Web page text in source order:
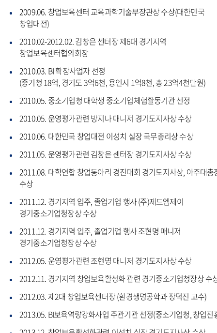
2009.06. 창업보육센터 교육과학기술부장관상 수상(대한민국
창업대전)
2010.02-2012.02. 김창은 센터장 제6대 경기지역
창업보육센터협의회장
2010.03. BI 확장사업자 선정
(중기청 18억, 경기도 3억6천, 용인시 1억8천, 총 23억4천만원)
2010.05. 중소기업청 대학생 중소기업체험활동기관 선정
2010.05. 운영평가관련 방지나 매니저 경기도지사상 수상
2010.06. 대한민국 창업대전 이성치 실장 국무총리상 수상
2011.05. 운영평가관련 김창은 센터장 경기도지사상 수상
2011.08. 대학연합 창업동아리 경진대회 경기도지사상, 아주대총
수상
2011.12. 경기지역 입주, 졸업기업 행사 (주)제드엠제이
경기중소기업청장상 수상
2011.12. 경기지역 입주, 졸업기업 행사 조현명 매니저
경기중소기업청장상 수상
2012.05. 운영평가관련 조현명 매니저 경기도지사상 수상
2012.11. 경기지역 창업보육활성화 관련 경기중소기업청장상 수
2012.03. 제2대 창업보육센터장 (환경생명공학과 장덕진 교수)
2013.05. BI보육역량강화사업 주관기관 선정(중소기업청, 창업진